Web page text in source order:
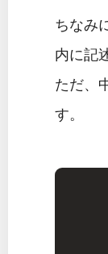
ちなみ
内に記
ただ、
す。